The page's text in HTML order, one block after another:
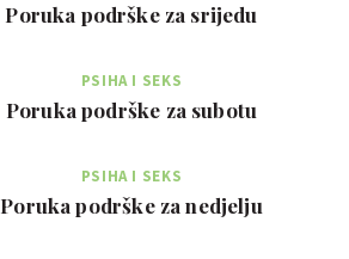
Poruka podrške za srijedu
PSIHA I SEKS
Poruka podrške za subotu
PSIHA I SEKS
Poruka podrške za nedjelju